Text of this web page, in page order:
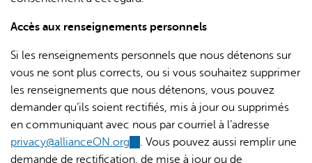
Accès aux renseignements personnels
Si les renseignements personnels que nous détenons sur
vous ne sont plus corrects, ou si vous souhaitez supprimer
les renseignements que nous détenons, vous pouvez
demander qu’ils soient rectifiés, mis à jour ou supprimés
en communiquant avec nous par courriel à l’adresse
privacy@allianceON.org (link
sends
. Vous pouvez aussi remplir une
demande de rectification, de mise à jour ou de